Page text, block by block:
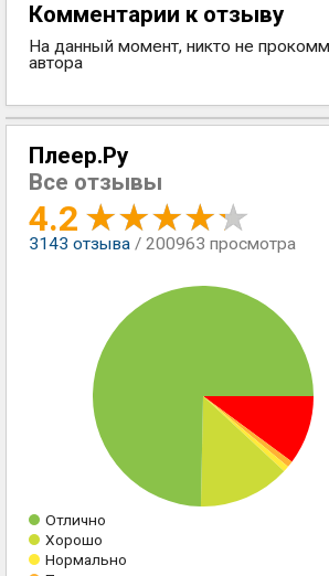
Комментарии к отзыву
На данный момент, никто не
автора
Плеер.Ру
Все отзывы
4.2
3143 отзыва / 200963 просмотра
Отлично
Хорошо
Нормально